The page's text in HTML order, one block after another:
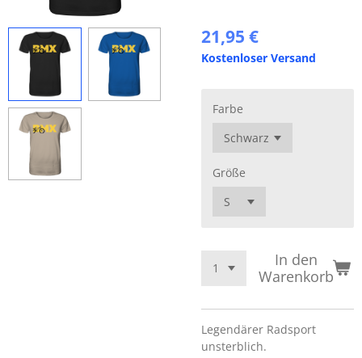
21,95 €
Kostenloser Versand
Farbe
Größe
In den
Warenkorb
Legendärer Radsport
unsterblich.